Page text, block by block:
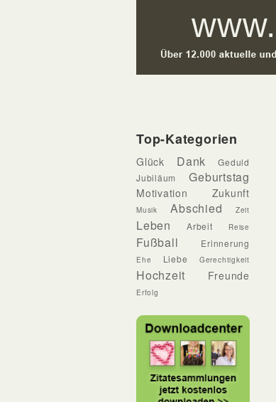
Top-Kategorien
Glück Dank
Geduld
Jubiläum
Geburtstag
Motivation Zukunft
Musik Abschied Zeit
Leben Arbeit Reise
Fußball Erinnerung
Ehe Liebe Gerechtigkeit
Hochzeit Freunde
Erfolg